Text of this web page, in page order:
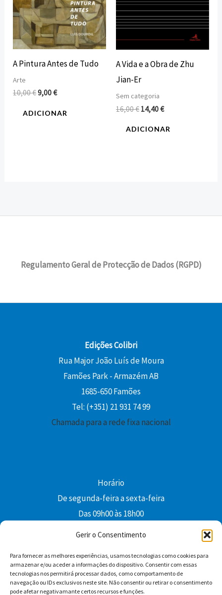
Gerir o Consentimento
Para fornecer as melhores experiências, usamos tecnologias como cookies para
armazenar e/ou aceder a informações do dispositivo. Consentir com essas
tecnologias nos permitirá processar dados, como comportamento de
navegação ou IDs exclusivos neste site. Não consentir ou retirar o consentimento
pode afetar negativamante certos recursos e funções.
A Pintura Antes de Tudo
Arte
10,00€9,00€
ADICIONAR
A Vida e a Obra de Zhu
Jian-Er
Sem categoria
16,00€ 14,40€
ADICIONAR
Regulamento Geral de Protecção de Dados (RGPD)
Edições Colibri
Rua Major João Luís de Moura
Famões Park - Armazém AB
1685-650 Famões
Tel: (+351) 21 931 74 99
Chamada para a rede fixa nacional
Horário
De segunda-feira a sexta-feira
Das 09h00 às 18h00
Facebook YouTube Instagram
Whatsapp
Condições Gerais de Venda